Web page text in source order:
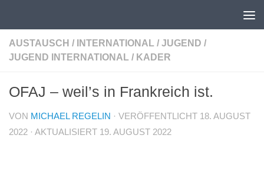
AUSTAUSCH / INTERNATIONAL / JUGEND /
JUGEND INTERNATIONAL / KADER
OFAJ – weil’s in Frankreich ist.
VON MICHAEL REGELIN · VERÖFFENTLICHT 18. AUGUST
2022 · AKTUALISIERT 19. AUGUST 2022